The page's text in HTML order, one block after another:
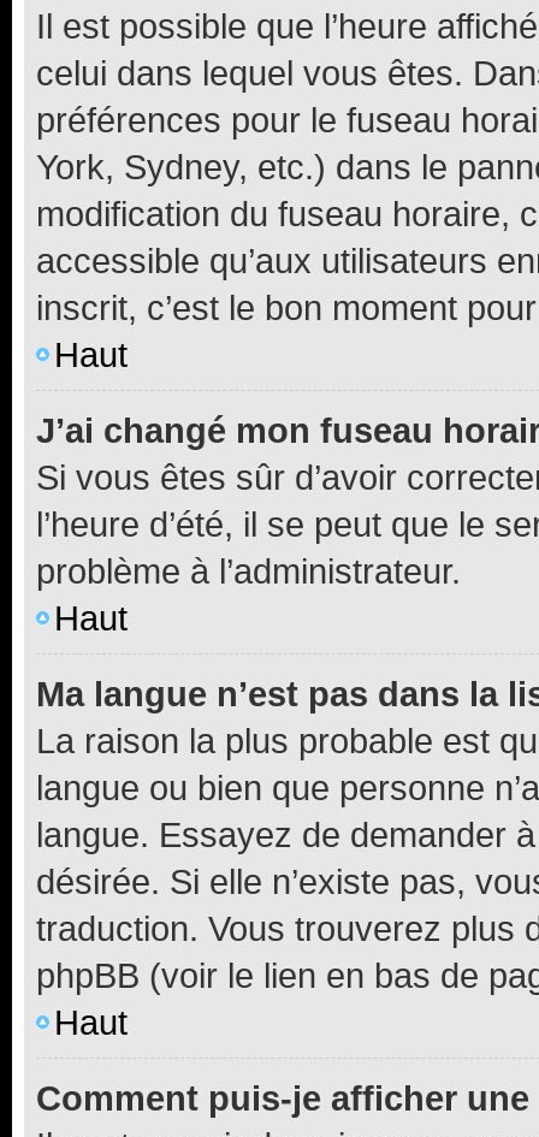
Il est possible que l’heure
celui dans lequel vous êtes.
préférences pour le fuseau
York, Sydney, etc.) dans le
modification du fuseau horaire,
accessible qu’aux utilisateurs
inscrit, c’est le bon moment
Haut
J’ai changé mon fuseau
Si vous êtes sûr d’avoir
l’heure d’été, il se peut que le
problème à l’administrateur.
Haut
Ma langue n’est pas dans la
La raison la plus probable est
langue ou bien que personne
langue. Essayez de demander
désirée. Si elle n’existe pas,
traduction. Vous trouverez plus
phpBB (voir le lien en bas de
Haut
Comment puis-je afficher